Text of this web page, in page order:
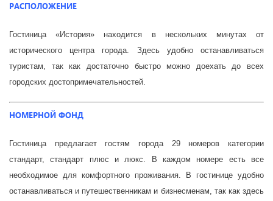
РАСПОЛОЖЕНИЕ
Гостиница «История» находится в нескольких минутах от
исторического центра города. Здесь удобно останавливаться
туристам, так как достаточно быстро можно доехать до всех
городских достопримечательностей.
НОМЕРНОЙ ФОНД
Гостиница предлагает гостям города 29 номеров категории
стандарт, стандарт плюс и люкс. В каждом номере есть все
необходимое для комфортного проживания. В гостинице удобно
останавливаться и путешественникам и бизнесменам, так как здесь